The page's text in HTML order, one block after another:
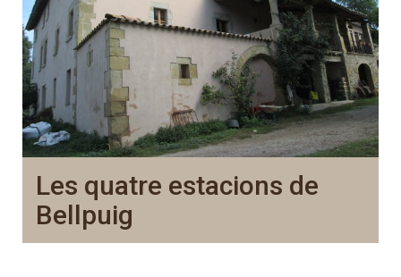
Les quatre estacions de
Bellpuig